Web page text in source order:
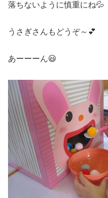
落ちないように慎重にね💦
うさぎさんもどうぞ～💕
あーーーん😃